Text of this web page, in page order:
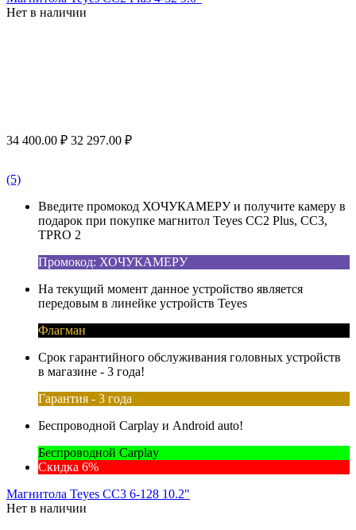
Нет в наличии
34 400.00 ₽ 32 297.00 ₽
(5)
Введите промокод ХОЧУКАМЕРУ и получите камеру в
подарок при покупке магнитол Teyes CC2 Plus, CC3,
TPRO 2
Промокод: ХОЧУКАМЕРУ
На текущий момент данное устройство является
передовым в линейке устройств Teyes
Флагман
Срок гарантийного обслуживания головных устройств
в магазине - 3 года!
Гарантия - 3 года
Беспроводной Carplay и Android auto!
Беспроводной Carplay
Скидка 6%
Магнитола Teyes CC3 6-128 10.2"
Нет в наличии